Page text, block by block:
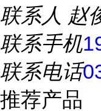
联系人 赵
联系手机
联系电话
推荐产品